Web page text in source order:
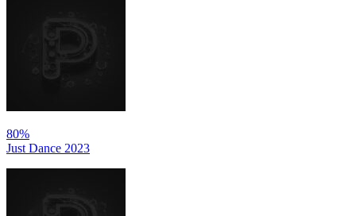
80%
Just Dance 2023